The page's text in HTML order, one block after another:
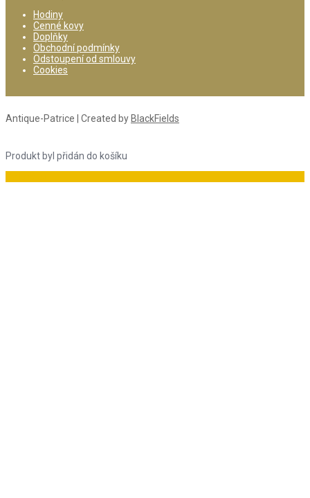
Hodiny
Cenné kovy
Doplňky
Obchodní podmínky
Odstoupení od smlouvy
Cookies
Antique-Patrice | Created by BlackFields
Produkt byl přidán do košíku